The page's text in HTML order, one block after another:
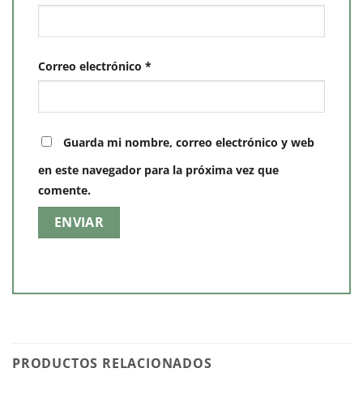
Correo electrónico *
Guarda mi nombre, correo electrónico y web
en este navegador para la próxima vez que
comente.
PRODUCTOS RELACIONADOS